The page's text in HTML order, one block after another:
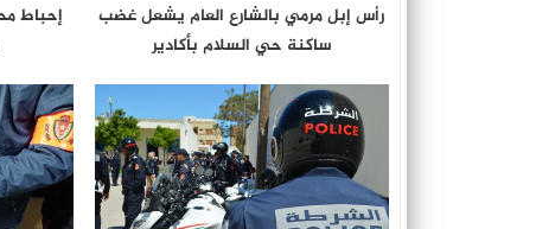
رأس إبل مرمي بالشارع العام يشعل غضب
ساكنة حي السلام بأكادير
إحباط